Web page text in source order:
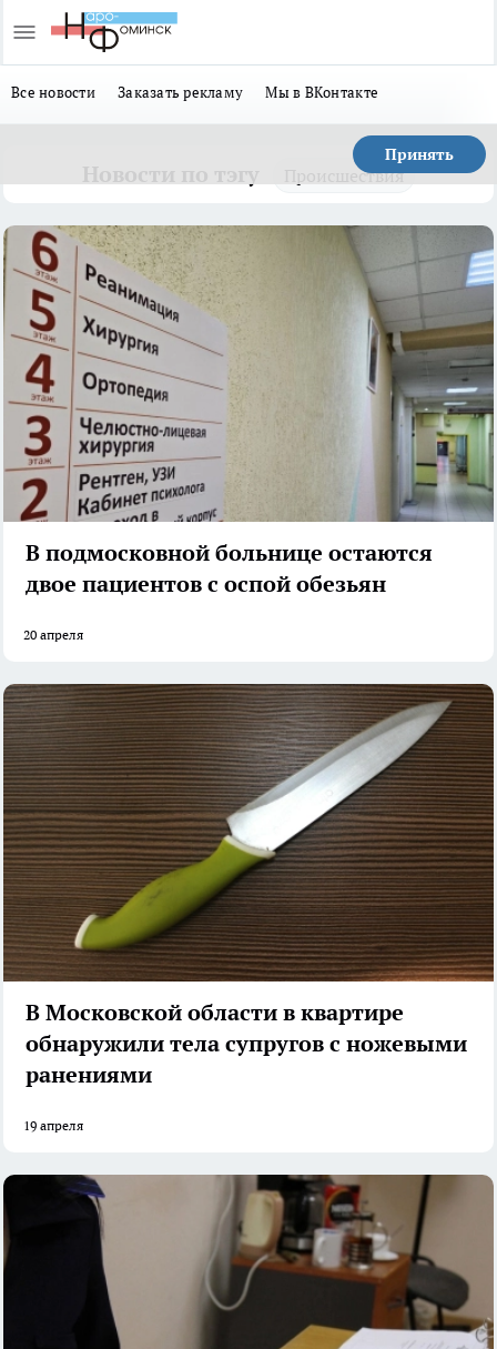
Все новости Заказать рекламу Мы в ВКонтакте
Принять
Происшествия
В подмосковной больнице остаются
двое пациентов с оспой обезьян
20 апреля
В Московской области в квартире
обнаружили тела супругов с ножевыми
ранениями
19 апреля